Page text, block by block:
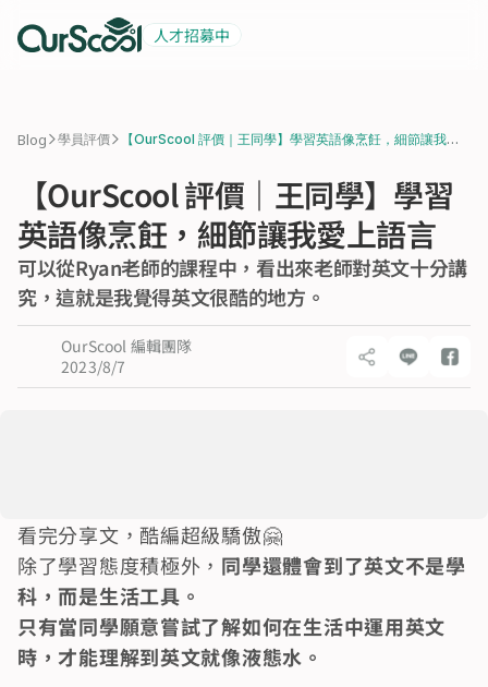
人才招募中
Blog>學員評價>
【OurScool 評價｜王同學】學習英語像烹飪，細節讓我愛
【OurScool 評價｜王同學】學習
英語像烹飪，細節讓我愛上語言
可以從Ryan老師的課程中，看出來老師對英文十分講
究，這就是我覺得英文很酷的地方。
OurScool 編輯團隊
2023/8/7
看完分享文，酷編超級驕傲🤗
除了學習態度積極外， 同學還體會到了英文不是學
科，而是生活工具。
只有當同學願意嘗試了解如何在生活中運用英文
時，才能理解到英文就像液態水。